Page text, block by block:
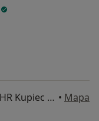
Bolesława Krzywoustego 9-10 CHR Kupiec 1 piętro, Szczecin • Mapa